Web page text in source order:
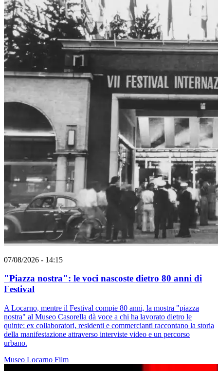
07/08/2026 - 14:15
"Piazza nostra": le voci nascoste dietro 80 anni di
Festival
A Locarno, mentre il Festival compie 80 anni, la mostra "piazza
nostra" al Museo Casorella dà voce a chi ha lavorato dietro le
quinte: ex collaboratori, residenti e commercianti raccontano la storia
della manifestazione attraverso interviste video e un percorso
urbano.
Museo Locarno Film